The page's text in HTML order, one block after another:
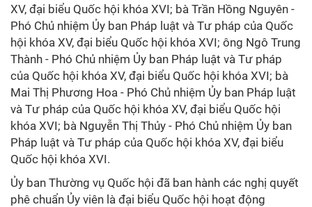
XV, đại biểu Quốc hội khóa XVI; bà Trần Hồng Nguyên -
Phó Chủ nhiệm Ủy ban Pháp luật và Tư pháp của Quốc
hội khóa XV, đại biểu Quốc hội khóa XVI; ông Ngô Trung
Thành - Phó Chủ nhiệm Ủy ban Pháp luật và Tư pháp
của Quốc hội khóa XV, đại biểu Quốc hội khóa XVI; bà
Mai Thị Phương Hoa - Phó Chủ nhiệm Ủy ban Pháp luật
và Tư pháp của Quốc hội khóa XV, đại biểu Quốc hội
khóa XVI; bà Nguyễn Thị Thủy - Phó Chủ nhiệm Ủy ban
Pháp luật và Tư pháp của Quốc hội khóa XV, đại biểu
Quốc hội khóa XVI.
Ủy ban Thường vụ Quốc hội đã ban hành các nghị quyết
phê chuẩn Ủy viên là đại biểu Quốc hội hoạt động